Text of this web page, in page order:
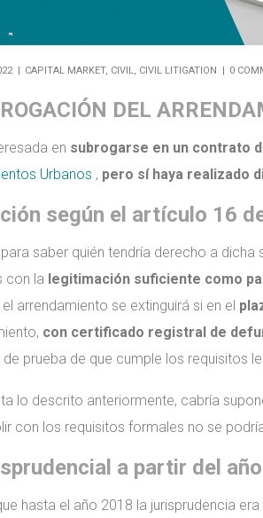
CAPITAL MARKET, CIVIL, CIVIL LITIGATION 0
DEL
en subrogarse en un contrato
Urbanos , pero sí haya realizado
según el artículo 16
saber quién tendría derecho a
con la legitimación suficiente como
arrendamiento se extinguirá si en el
con certificado registral de
prueba de que cumple los requisitos
lo descrito anteriormente, cabría
con los requisitos formales no se
a partir del
hasta el año 2018 la jurisprudencia